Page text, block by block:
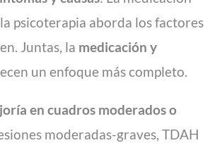
psicoterapia aborda los factores
Juntas, la medicación y
un enfoque más completo.
en cuadros moderados o
moderadas-graves, TDAH